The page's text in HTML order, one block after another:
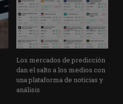
Los mercados de predicción
dan el salto a los medios con
una plataforma de noticias y
análisis